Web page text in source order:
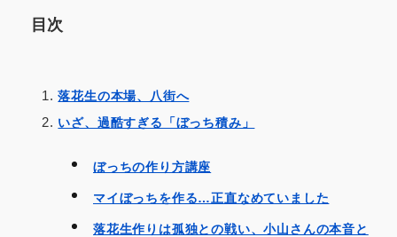
目次
落花生の本場、八街へ
いざ、過酷すぎる「ぼっち積み」
ぼっちの作り方講座
マイぼっちを作る…正直なめていました
落花生作りは孤独との戦い、小山さんの本音と